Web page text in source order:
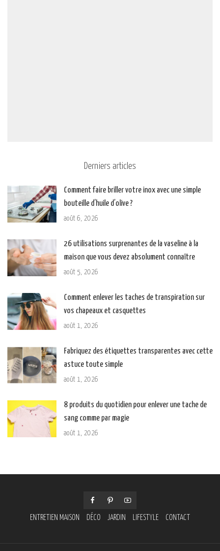
Derniers articles
Comment faire briller votre inox avec une simple
bouteille d’huile d’olive ?
août 6, 2026
26 utilisations surprenantes de la vaseline à la
maison que vous devez absolument connaître
août 5, 2026
Comment enlever les taches de transpiration sur
vos chapeaux et casquettes
août 1, 2026
Fabriquez des étiquettes transparentes avec cette
astuce toute simple
août 1, 2026
8 produits du quotidien pour enlever une tache de
sang comme par magie
août 1, 2026
ENTRETIEN MAISON DÉCO JARDIN LIFESTYLE CONTACT